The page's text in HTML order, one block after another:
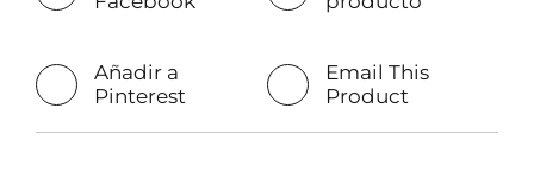
Añadir a
Pinterest
Email This
Product